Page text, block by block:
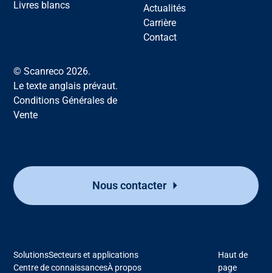
Nous contacter
Livres blancs
Actualités
Carrière
Contact
© Scanreco 2026.
Le texte anglais prévaut.
Conditions Générales de
Vente
SolutionsSecteurs et applications
Centre de connaissancesÀ propos
Haut de
page